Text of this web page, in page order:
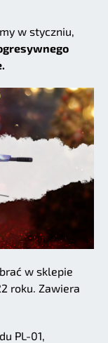
w styczniu,
w sklepie
roku. Zawiera
PL-01,